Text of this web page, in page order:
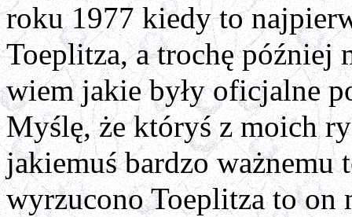
roku 1977 kiedy to
Toeplitza, a trochę
wiem jakie były oficjalne
Myślę, że któryś z moich
jakiemuś bardzo
wyrzucono Toeplitza to on